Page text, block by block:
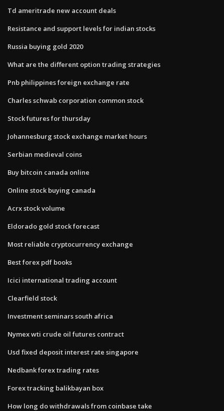
Td ameritrade new account deals
Resistance and support levels for indian stocks
Russia buying gold 2020
What are the different option trading strategies
Pnb philippines foreign exchange rate
Charles schwab corporation common stock
Stock futures for thursday
Johannesburg stock exchange market hours
Serbian medieval coins
Buy bitcoin canada online
Online stock buying canada
Acrx stock volume
Eldorado gold stock forecast
Most reliable cryptocurrency exchange
Best forex pdf books
Icici international trading account
Clearfield stock
Investment seminars south africa
Nymex wti crude oil futures contract
Usd fixed deposit interest rate singapore
Nedbank forex trading rates
Forex tracking balikbayan box
How long do withdrawals from coinbase take